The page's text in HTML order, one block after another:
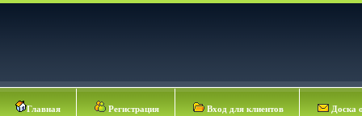
Главная Регистрация Вход для клиентов Доска